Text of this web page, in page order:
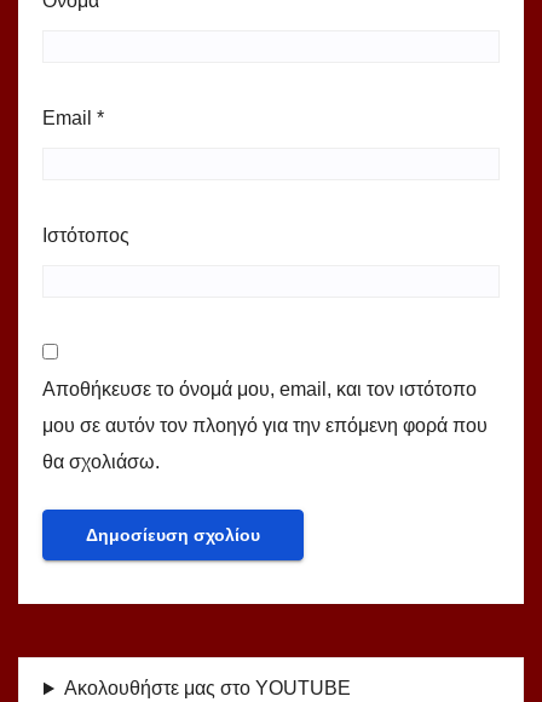
Email *
Ιστότοπος
Αποθήκευσε το όνομά μου, email, και τον ιστότοπο
μου σε αυτόν τον πλοηγό για την επόμενη φορά που
θα σχολιάσω.
Ακολουθήστε μας στο YOUTUBE